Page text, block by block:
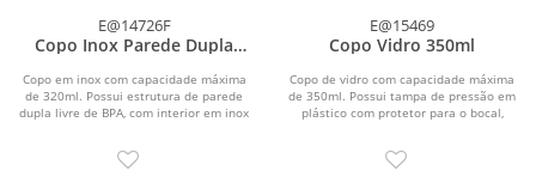
E@14726F
Copo Inox Parede Dupla
Copo em inox com capacidade máxima
de 320ml. Possui estrutura de parede
dupla livre de BPA, com interior em inox
E@15469
Copo Vidro 350ml
Copo de vidro com capacidade máxima
de 350ml. Possui tampa de pressão em
plástico com protetor para o bocal,